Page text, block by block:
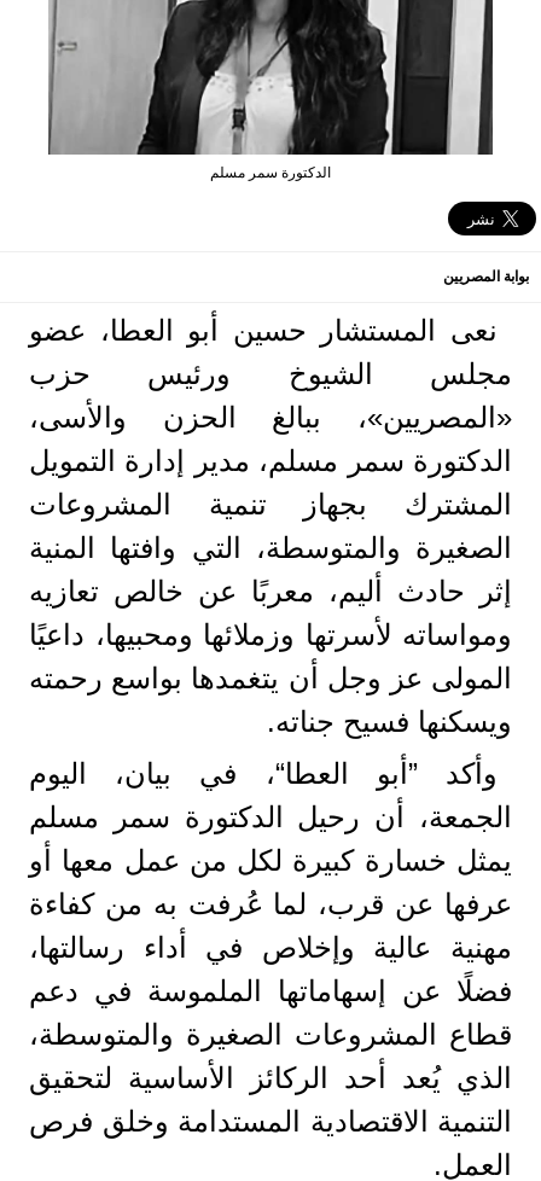
الدكتورة سمر مسلم
بوابة المصريين
نعى المستشار حسين أبو العطا، عضو
مجلس الشيوخ ورئيس حزب
«المصريين»، ببالغ الحزن والأسى،
الدكتورة سمر مسلم، مدير إدارة التمويل
المشترك بجهاز تنمية المشروعات
الصغيرة والمتوسطة، التي وافتها المنية
إثر حادث أليم، معربًا عن خالص تعازيه
ومواساته لأسرتها وزملائها ومحبيها، داعيًا
المولى عز وجل أن يتغمدها بواسع رحمته
ويسكنها فسيح جناته.
وأكد ”أبو العطا“، في بيان، اليوم
الجمعة، أن رحيل الدكتورة سمر مسلم
يمثل خسارة كبيرة لكل من عمل معها أو
عرفها عن قرب، لما عُرفت به من كفاءة
مهنية عالية وإخلاص في أداء رسالتها،
فضلًا عن إسهاماتها الملموسة في دعم
قطاع المشروعات الصغيرة والمتوسطة،
الذي يُعد أحد الركائز الأساسية لتحقيق
التنمية الاقتصادية المستدامة وخلق فرص
العمل.